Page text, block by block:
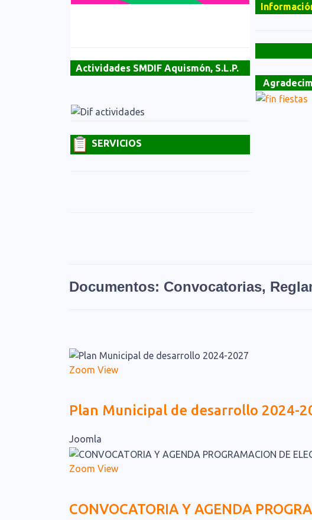
Actividades SMDIF Aquismón, S.L.P.
SERVICIOS
Documentos: Convocatorias,
Zoom View
Plan Municipal de desarrollo 2024-
Joomla
Zoom View
CONVOCATORIA Y AGENDA